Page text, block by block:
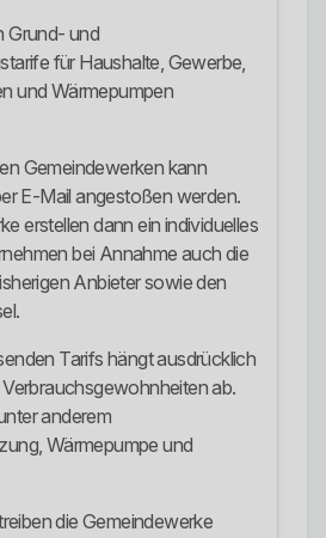
Grund- und
für Haushalte, Gewerbe,
und Wärmepumpen
Gemeindewerken kann
E-Mail angestoßen werden.
erstellen dann ein individuelles
bei Annahme auch die
Anbieter sowie den
Tarifs hängt ausdrücklich
ab.
anderem
Wärmepumpe und
die Gemeindewerke